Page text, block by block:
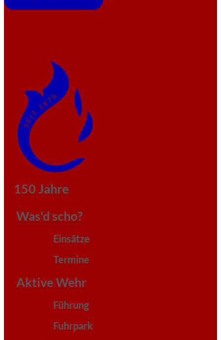
150 Jahre
Was'd scho?
Einsätze
Termine
Aktive Wehr
Führung
Fuhrpark